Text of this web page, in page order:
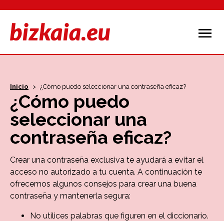
Inicio > ¿Cómo puedo seleccionar una contraseña eficaz?
¿Cómo puedo
seleccionar una
contraseña eficaz?
Crear una contraseña exclusiva te ayudará a evitar el
acceso no autorizado a tu cuenta. A continuación te
ofrecemos algunos consejos para crear una buena
contraseña y mantenerla segura:
No utilices palabras que figuren en el diccionario.